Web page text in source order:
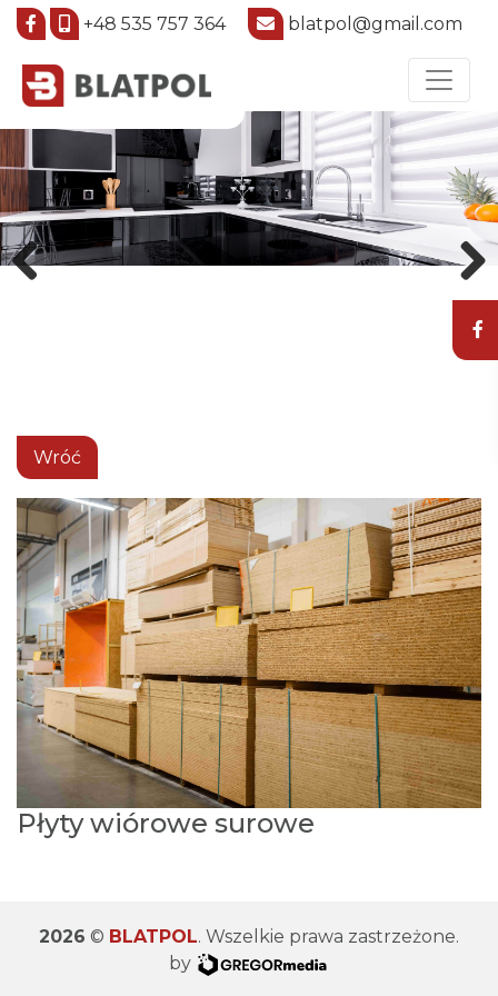
+48 535 757 364 blatpol@gmail.com
Wróć
Płyty wiórowe surowe
2026 © BLATPOL. Wszelkie prawa zastrzeżone.
by